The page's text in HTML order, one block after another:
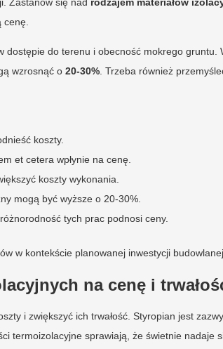
Zastanów się nad rodzajem materiałów
cenę.
dostępie do terenu i obecność mokrego gruntu.
wzrosnąć o 20-30%. Trzeba również
koszty.
et cetera wpłynie na cenę.
koszty wykonania.
mogą być wyższe o 20-30%.
tych prac podnosi ceny.
w kontekście planowanej inwestycji
na cenę i
i zwiększyć ich trwałość. Styropian jest
termoizolacyjne sprawiają, że świetnie nadaje